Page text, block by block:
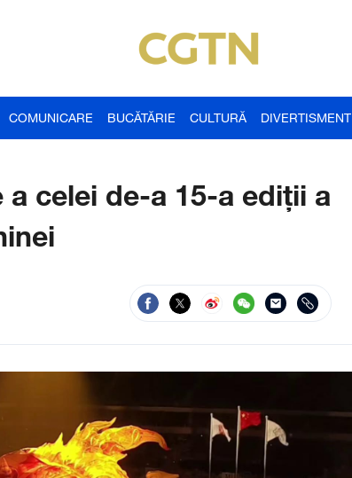
COMUNICARE BUCĂTĂRIE CULTURĂ DIVERTISMENT
celei de-a 15-a ediții a